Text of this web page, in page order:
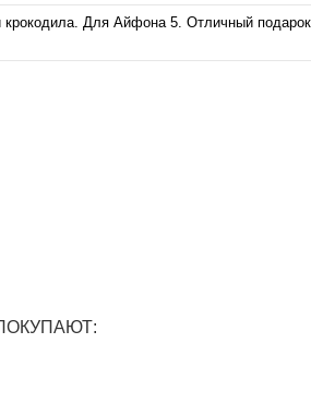
Для Айфона 5. Отличный подарок